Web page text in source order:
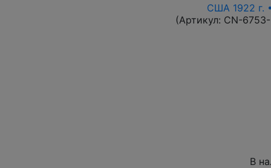
США 1922 г.
(Артикул: CN-
В